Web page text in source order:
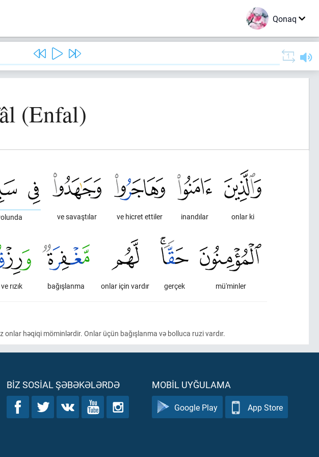
Qonaq
(Enfal)
onlar ki
inandılar
ve hicret ettiler
ve savaştılar
mü'minler
gerçek
onlar için vardır
bağışlanma
ve rızık
həqiqi möminlərdir. Onlar üçün bağışlanma və bolluca ruzi vardır.
BIZ SOSIAL ŞƏBƏKƏLƏRDƏ MOBIL UYĞULAMA
Google Play App Store